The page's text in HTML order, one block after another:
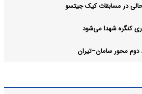
در مسابقات کیک جیتسو
کنگره شهدا می‌شود
دوم محور سامان–تیران